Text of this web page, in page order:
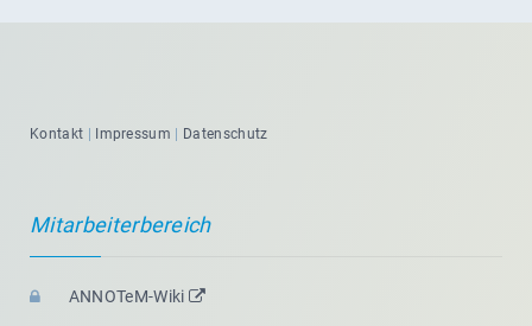
Kontakt Impressum Datenschutz
Mitarbeiterbereich
ANNOTeM-Wiki